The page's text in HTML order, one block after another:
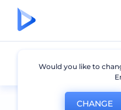
コーヒーショップ
Would you like to
CHANGE